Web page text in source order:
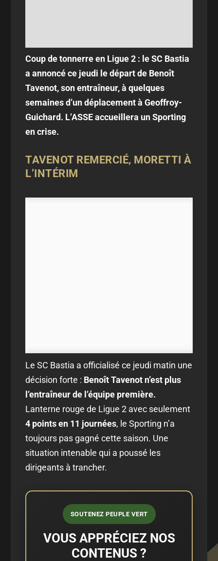
Coup de tonnerre en Ligue 2 : le SC Bastia
a annoncé ce jeudi le départ de Benoît
Tavenot, son entraîneur, à quelques
semaines d’un déplacement à Geoffroy-
Guichard. L’ASSE accueillera un Sporting
en crise.
TAVENOT REMERCIÉ, MORETTI À
L’INTÉRIM
Le SC Bastia a officialisé ce jeudi matin une
décision forte : Benoît Tavenot n’est plus
l’entraîneur de l’équipe première.
Lanterne rouge de Ligue 2 avec seulement
4 points en 11 journées, le Sporting n’a
toujours pas gagné cette saison. Une
situation intenable qui a poussé les
dirigeants à trancher.
SOUTENEZ PEUPLE VERT
VOUS APPRÉCIEZ NOS
CONTENUS ?